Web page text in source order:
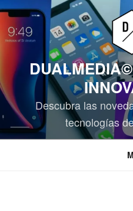
Saltar
contenido
Descubra las
tecnologías